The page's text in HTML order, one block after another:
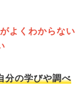
くわからない
の学びや調べ